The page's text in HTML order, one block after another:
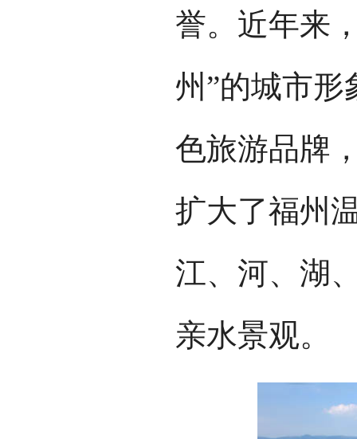
誉。近年来
州”的城市
色旅游品牌
扩大了福州
江、河、湖
亲水景观。